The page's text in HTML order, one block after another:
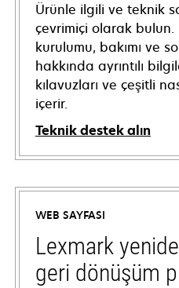
Ürünle ilgili ve teknik
çevrimiçi olarak bulun.
kurulumu, bakımı ve
hakkında ayrıntılı
kılavuzları ve çeşitli
içerir.
Teknik destek alın
opens
in
new
tab
WEB SAYFASI
Lexmark
geri dönüşüm